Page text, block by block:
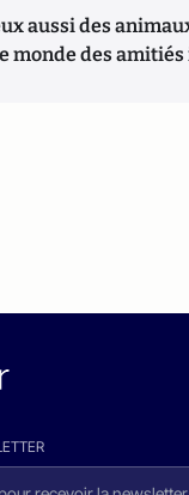
aussi des
monde des